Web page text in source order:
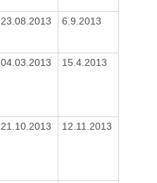
23.08.2013 6.9.2013
04.03.2013 15.4.2013
21.10.2013 12.11.2013